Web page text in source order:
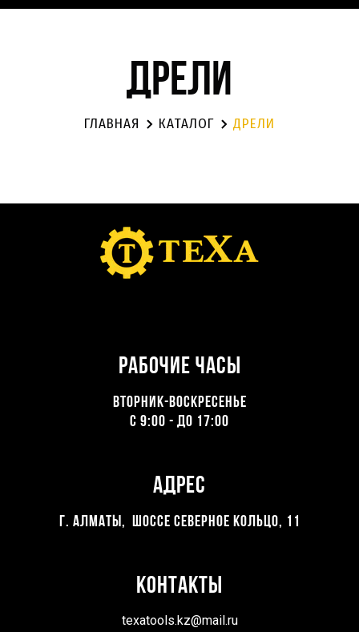
Дрели
ГЛАВНАЯ КАТАЛОГ ДРЕЛИ
Рабочие часы
ВТОРНИК-ВОСКРЕСЕНЬЕ
С 9:00 - ДО 17:00
Адрес
Г. Алматы, Шоссе северное кольцо, 11
Контакты
texatools.kz@mail.ru